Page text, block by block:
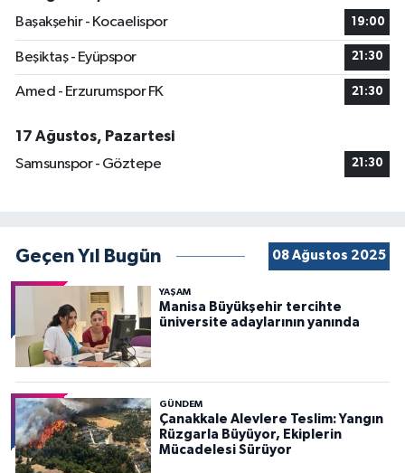
Başakşehir - Kocaelispor
19:00
Beşiktaş - Eyüpspor 21:30
Amed - Erzurumspor FK 21:30
17 Ağustos, Pazartesi
Samsunspor - Göztepe
21:30
Geçen Yıl Bugün 08 Ağustos 2025
YAŞAM
Manisa Büyükşehir tercihte
üniversite adaylarının yanında
GÜNDEM
Çanakkale Alevlere Teslim: Yangın
Rüzgarla Büyüyor, Ekiplerin
Mücadelesi Sürüyor